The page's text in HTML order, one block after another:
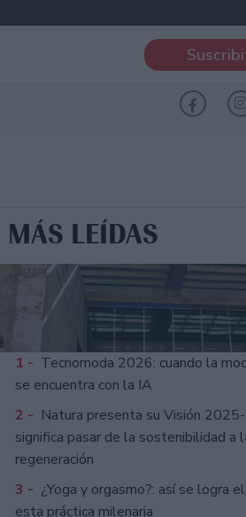
MÁS LEÍDAS
1 - Tecnomoda 2026: cuando la
se encuentra con la IA
2 - Natura presenta su Visión
significa pasar de la sostenibilidad a
regeneración
3 - ¿Yoga y orgasmo?: así se logra
esta práctica milenaria